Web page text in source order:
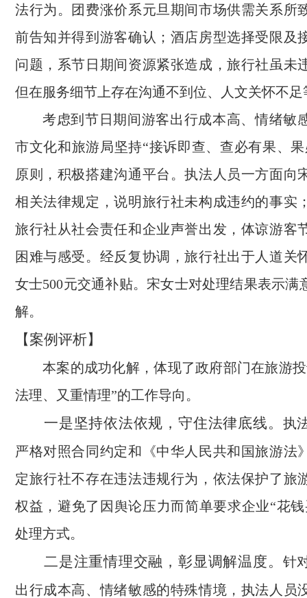
法行为。团费涨价系元旦期间市场供需关系所
前告知并得到游客确认；酒店房型选择受限及
问题，系节日期间资源紧张造成，旅行社虽未
但在服务细节上存在沟通不到位、人文关怀不足
考虑到节日期间游客出行成本高、情绪敏
市文化和旅游局坚持“接诉即查、查必有果、
原则，积极搭建沟通平台。执法人员一方面向
相关法律规定，说明旅行社未构成违约的事实
旅行社从社会责任和企业声誉出发，体谅游客
困难与感受。经反复协调，旅行社出于人道关
女士500元交通补贴。宋女士对处理结果表示满
解。
【案例评析】
本案的成功化解，体现了政府部门在旅游
法理、又重情理”的工作导向。
一是坚持依法依规，守住法律底线。 执
严格对照合同约定和《中华人民共和国旅游法
定旅行社不存在违法违规行为，依法保护了旅
权益，避免了因舆论压力而简单要求企业“花
处理方式。
二是注重情理交融，彰显调解温度。 针
出行成本高、情绪敏感的特殊情境，执法人员